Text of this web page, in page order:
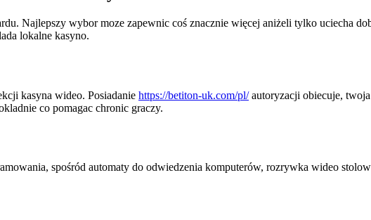
Najlepszy wybor moze zapewnic coś znacznie więcej aniżeli tylko uciecha
lokalne kasyno.
kasyna wideo. Posiadanie https://betiton-uk.com/pl/autoryzacji obiecuje,
co pomagac chronic graczy.
spośród automaty do odwiedzenia komputerów, rozrywka wideo